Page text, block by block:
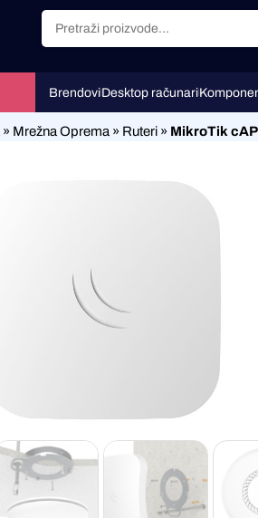
BrendoviDesktop računari
» Mrežna Oprema » Ruteri » MikroTik